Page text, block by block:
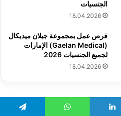
الجنسيات
18.04.2026
فرص عمل بمجموعة جيلان ميديكال
(Gaelan Medical) الإمارات
لجميع الجنسيات 2026
18.04.2026